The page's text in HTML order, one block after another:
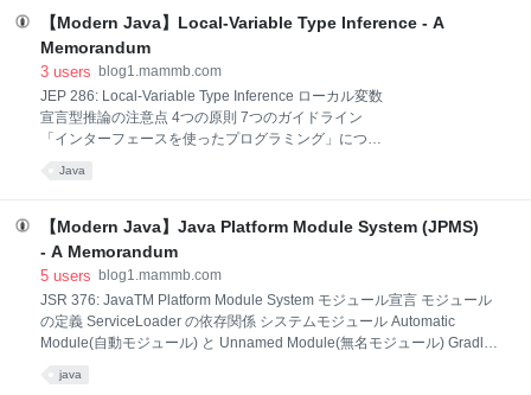
がありました。 テーブルの表示も同じく専用の API な
どは用意されておらず、線画を組み合わせて自身で描
画する必要があります。 PDFBox での矩形描画 テーブ
になります。 addRect(x, y, width, height) が用意され
ているため、以下のように四角形を描画できます。
float x = 10; float y = 10; float width = 1
【Modern Java】Local-Variable Type Inference - A
Memorandum
3 users blog1.mammb.com
JEP 286: Local-Variable Type Inference ローカル変数
宣言型推論の注意点 4つの原則 7つのガイドライン
「インターフェースを使ったプログラミング」につい
の利用例 まとめ blog1.mammb.com JEP 286: Local-
Variable Type Inference Java 10 によりローカル変数
宣言で型推論(type inference)が可能となり var により
auto、C# での var、Scala での var/val、Go での := の
ように大抵の言語ではローカル変数型推論をサポート
しており、Java は
Java
【Modern Java】Java Platform Module System (JPMS)
- A Memorandum
5 users blog1.mammb.com
JSR 376: JavaTM Platform Module System モジュール宣言 モジュール
の定義 ServiceLoader の依存関係 システムモジュール Automatic
Module(自動モジュール) と Unnamed Module(無名モジュール) Gradle
JavaTM Platform Module System Project Jigsaw の成果として Java 9 で
java